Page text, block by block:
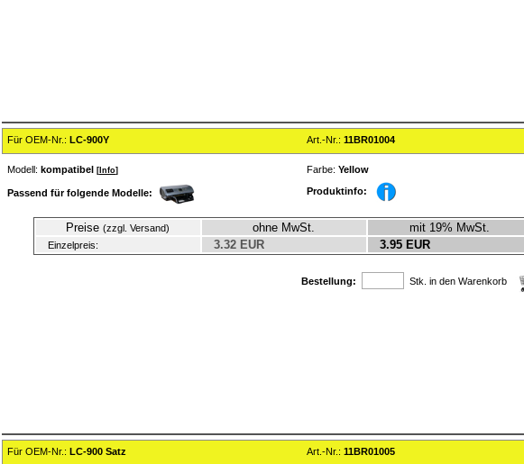
Für OEM-Nr.: LC-900Y Art.-Nr.: 11BR01004
Modell: kompatibel [ Info] Farbe: Yellow
Passend für folgende Modelle: Produktinfo:
Preise (zzgl. Versand) ohne MwSt. mit 19% MwSt.
Einzelpreis: 3.32 EUR 3.95 EUR
Bestellung: Stk. in den Warenkorb
Für OEM-Nr.: LC-900 Satz Art.-Nr.: 11BR01005